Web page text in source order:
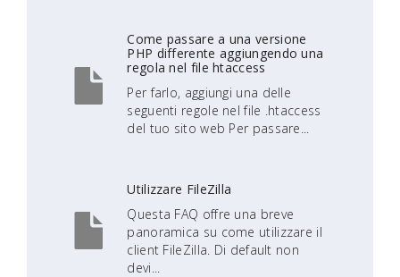
Come passare a una versione
PHP differente aggiungendo una
regola nel file htaccess
Per farlo, aggiungi una delle
seguenti regole nel file .htaccess
del tuo sito web Per passare...
Utilizzare FileZilla
Questa FAQ offre una breve
panoramica su come utilizzare il
client FileZilla. Di default non
devi...